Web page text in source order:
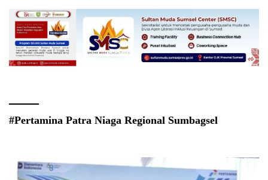
#Pertamina Patra Niaga Regional Sumbagsel